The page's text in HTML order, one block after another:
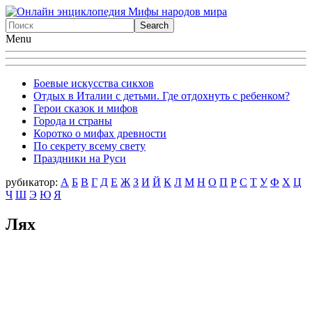
Menu
Боевые искусства сикхов
Отдых в Италии с детьми. Где отдохнуть с ребенком?
Герои сказок и мифов
Города и страны
Коротко о мифах древности
По секрету всему свету
Праздники на Руси
рубикатор: А Б В Г Д Е Ж З И Й К Л М Н О П Р С Т У Ф X Ц
Ч Ш Э Ю Я
Лях